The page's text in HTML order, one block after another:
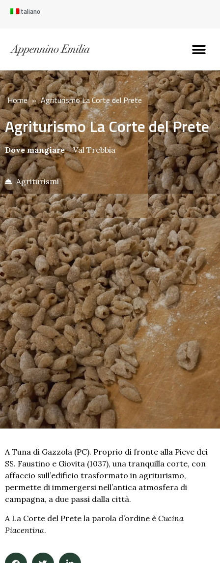
Italiano
Home » Agriturismo La Corte del Prete
Agriturismo La Corte del Prete
Dove mangiare–Val Trebbia
Agriturismi
A Tuna di Gazzola (PC). Proprio di fronte alla Pieve dei
SS. Faustino e Giovita (1037), una tranquilla corte, con
affaccio sull’edificio trasformato in agriturismo,
permette di immergersi nell’antica atmosfera di
campagna, a due passi dalla città.
A La Corte del Prete la parola d’ordine è Cucina
Piacentina.